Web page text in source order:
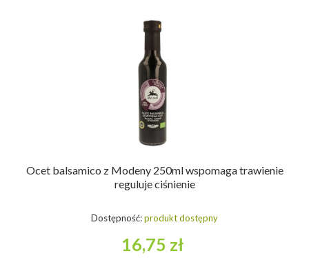
Ocet balsamico z Modeny 250ml wspomaga trawienie
reguluje ciśnienie
Dostępność:produkt dostępny
16,75 zł